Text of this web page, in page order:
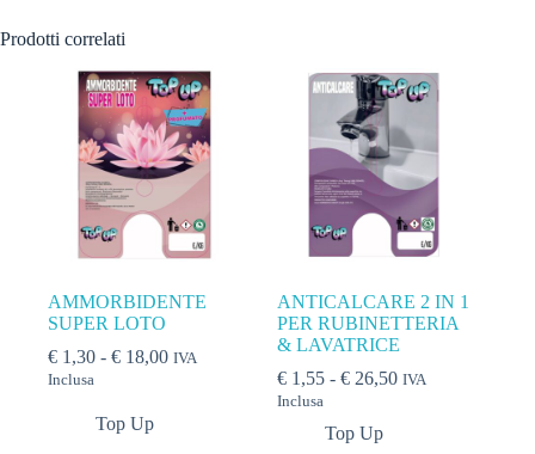
Prodotti correlati
AMMORBIDENTE
SUPER LOTO
€ 1,30 - € 18,00 IVA
Inclusa
Top Up
ANTICALCARE 2 IN 1
PER RUBINETTERIA
& LAVATRICE
€ 1,55 - € 26,50 IVA
Inclusa
Top Up